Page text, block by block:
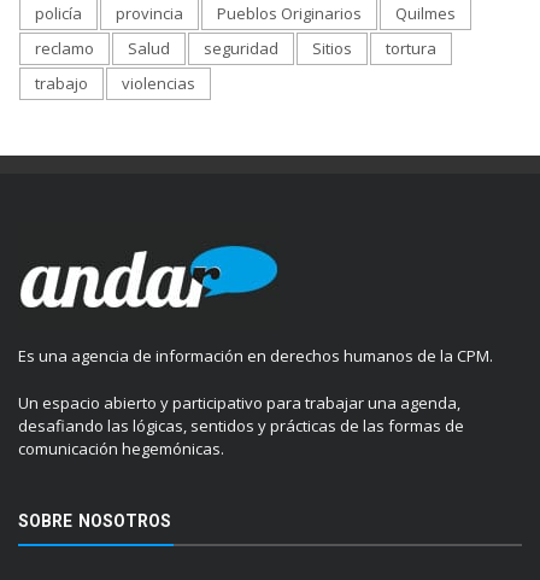
policía
provincia Pueblos Originarios
Quilmes
reclamo
Salud seguridad Sitios
tortura
trabajo
violencias
Es una agencia de información en derechos humanos de la CPM.
Un espacio abierto y participativo para trabajar una agenda,
desafiando las lógicas, sentidos y prácticas de las formas de
comunicación hegemónicas.
SOBRE NOSOTROS